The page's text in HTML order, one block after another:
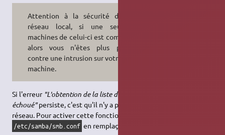
Attention à la sécurité de votre
réseau local, si une seule des
machines de celui-ci est compromise
alors vous n'êtes plus protégés
contre une intrusion sur votre propre
machine.
Si l'erreur "L'obtention de la liste des partages du serveur a
échoué"persiste, c'est qu'il n'y a pas de serveur WINS sur votre
réseau. Pour activer cette fonction de Samba,
/etc/samba/smb.conf en remplaçant: